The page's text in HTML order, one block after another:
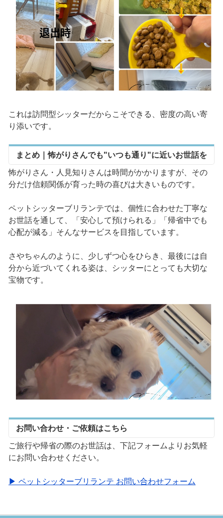
これは訪問型シッターだからこそできる、密度の高い寄
り添いです。
まとめ｜怖がりさんでも"いつも通り"に近いお世話を
怖がりさん・人見知りさんは時間がかかりますが、その
分だけ信頼関係が育った時の喜びは大きいものです。
ペットシッターブリランテでは、個性に合わせた丁寧な
お世話を通して、「安心して預けられる」「帰省中でも
心配が減る」そんなサービスを目指しています。
さやちゃんのように、少しずつ心をひらき、最後には自
分から近づいてくれる姿は、シッターにとっても大切な
宝物です。
お問い合わせ・ご依頼はこちら
ご旅行や帰省の際のお世話は、下記フォームよりお気軽
にお問い合わせください。
▶ ペットシッターブリランテ お問い合わせフォーム